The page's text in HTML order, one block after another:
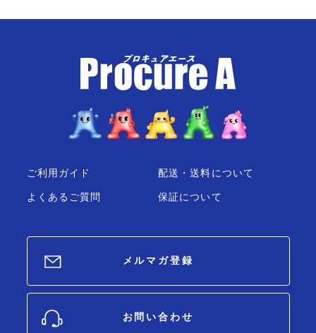
ご利用ガイド
よくあるご質問
配送・送料について
保証について
メルマガ登録
お問い合わせ